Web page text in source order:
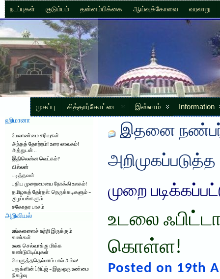
நடப்புகள் குடும்பம் தன்னம்பிக்கை ஆய்வுக்கோவை வரலாறு
முகப்பு சித்தார்கோட்டை இஸ்லாம் Information
ஹிமானா
மேலாண்மை சரிவுகள்
அந்தத் தோற்றம்! உரை லாவகம்!
அத்துடன் ..
இதிலென்ன வெட்கம்?
வில்லன்
படித்தவள்
புதிய முறைமையை நோக்கி உலகம்!
தமிழகத் தேர்தல்: நெருக்கடிகளும் –
குழப்பங்களும்
சகோதர பாசம்
அறிவியல்
உங்களளைச் சுற்றி இருக்கும்
கண்கள்
உலக செல்வாக்கு மிக்க
கண்டுபிடிப்புகள்
வெளுத்ததெல்லாம் பால் அல்ல!
புரூக்ளின் ப்ரிட்ஜ் – இது ஒரு உண்மை
நிகழ்வு
இதனை
அறிமுகப்படுத்த
முறை
உடலை
கொள்ள!
Posted on 19th